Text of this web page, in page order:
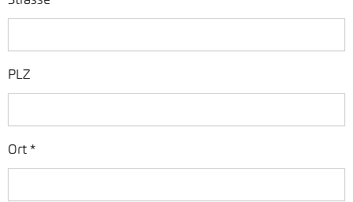
PLZ
Ort *